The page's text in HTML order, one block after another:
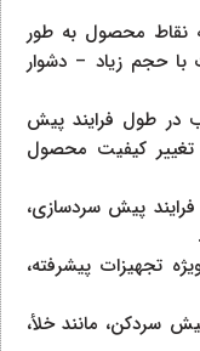
نقاط محصول به طور
حجم زیاد – دشوار
طول فرایند پیش
کیفیت محصول
پیش سردسازی،
تجهیزات پیشرفته،
سردکن، مانند خلأ،